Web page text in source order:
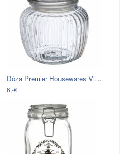
Dóza Premier Housewares Vintage, 1,32 l
6,-€